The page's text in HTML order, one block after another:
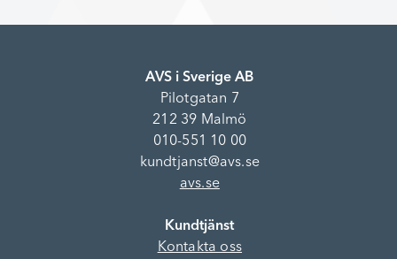
AVS i Sverige AB
Pilotgatan 7
212 39 Malmö
010-551 10 00
kundtjanst@avs.se
avs.se
Kundtjänst
Kontakta oss